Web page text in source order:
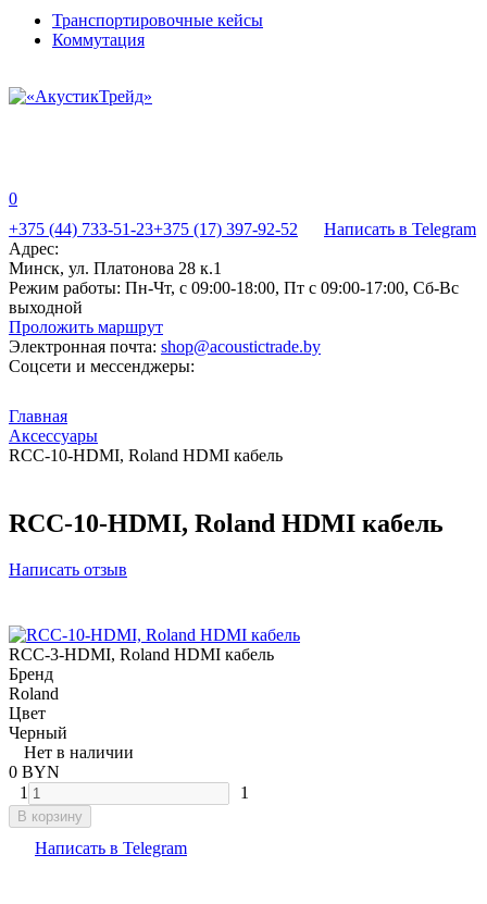
Транспортировочные кейсы
Коммутация
0
+375 (44) 733-51-23+375 (17) 397-92-52
Написать в Telegram
Адрес:
Минск, ул. Платонова 28 к.1
Режим работы: Пн-Чт, с 09:00-18:00, Пт с 09:00-17:00, Сб-Вс
выходной
Проложить маршрут
Электронная почта: shop@acoustictrade.by
Соцсети и мессенджеры:
Главная
Аксессуары
RCC-10-HDMI, Roland HDMI кабель
RCC-10-HDMI, Roland HDMI кабель
Написать отзыв
RCC-3-HDMI, Roland HDMI кабель
Бренд
Roland
Цвет
Черный
Нет в наличии
0 BYN
1
1
В корзину
Написать в Telegram